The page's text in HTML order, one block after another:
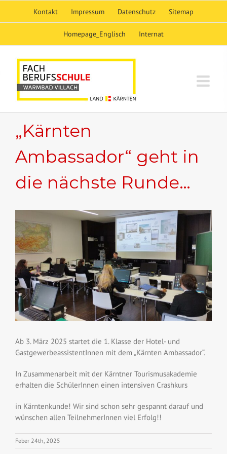
Kontakt Impressum Datenschutz Sitemap
Homepage_Englisch Internat
„Kärnten
Ambassador“ geht in
die nächste Runde…
Larger
Image
Ab 3. März 2025 startet die 1. Klasse der Hotel- und
GastgewerbeassistentInnen mit dem „Kärnten Ambassador“.
In Zusammenarbeit mit der Kärntner Tourismusakademie
erhalten die SchülerInnen einen intensiven Crashkurs
in Kärntenkunde! Wir sind schon sehr gespannt darauf und
wünschen allen TeilnehmerInnen viel Erfolg!!
Feber 24th, 2025